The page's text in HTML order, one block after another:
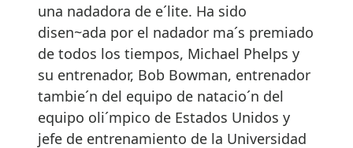
una nadadora de e´lite. Ha sido
disen~ada por el nadador ma´s premiado
de todos los tiempos, Michael Phelps y
su entrenador, Bob Bowman, entrenador
tambie´n del equipo de natacio´n del
equipo oli´mpico de Estados Unidos y
jefe de entrenamiento de la Universidad